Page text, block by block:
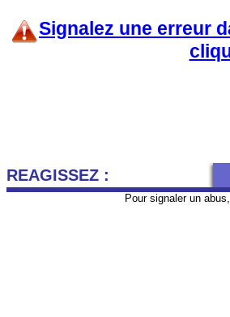
Signalez une erreur
REAGISSEZ :
Pour signaler un